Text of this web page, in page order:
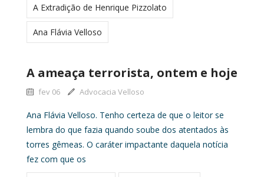
A Extradição de Henrique Pizzolato
Ana Flávia Velloso
A ameaça terrorista, ontem e hoje
fev 06 Advocacia Velloso
Ana Flávia Velloso. Tenho certeza de que o leitor se
lembra do que fazia quando soube dos atentados às
torres gêmeas. O caráter impactante daquela notícia
fez com que os